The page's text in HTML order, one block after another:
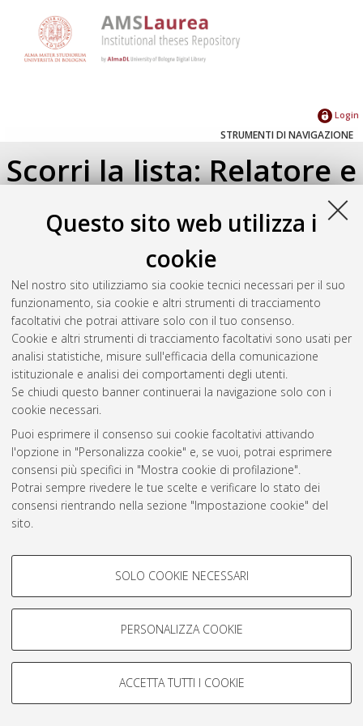
Questo sito web utilizza i
cookie
Nel nostro sito utilizziamo sia cookie tecnici necessari per il suo
funzionamento, sia cookie e altri strumenti di tracciamento
facoltativi che potrai attivare solo con il tuo consenso.
Cookie e altri strumenti di tracciamento facoltativi sono usati per
analisi statistiche, misure sull'efficacia della comunicazione
istituzionale e analisi dei comportamenti degli utenti.
Se chiudi questo banner continuerai la navigazione solo con i
cookie necessari.
Puoi esprimere il consenso sui cookie facoltativi attivando
l'opzione in "Personalizza cookie" e, se vuoi, potrai esprimere
consensi più specifici in "Mostra cookie di profilazione".
Potrai sempre rivedere le tue scelte e verificare lo stato dei
consensi rientrando nella sezione "Impostazione cookie" del
sito.
COOKIE DI PROFILAZIONE -
Si tratta di cookie utilizzati per analizzare le caratteristiche della
navigazione degli utenti, creare profili in base al loro comportamento
Mostra cookie di profilazione
COOKIE TECNICI - NECESSARI
SOLO COOKIE NECESSARI
PERSONALIZZA COOKIE
ACCETTA TUTTI I COOKIE
Login
STRUMENTI DI NAVIGAZIONE
Scorri la lista: Relatore e
Correlatore
Seleziona un valore dall'elenco sottostante.
2013(3)
2012(1)
Atom
Rss 1.0
AMS Laurea
Servizio implementato e gestito da AlmaDL
Condizioni d’uso del sito